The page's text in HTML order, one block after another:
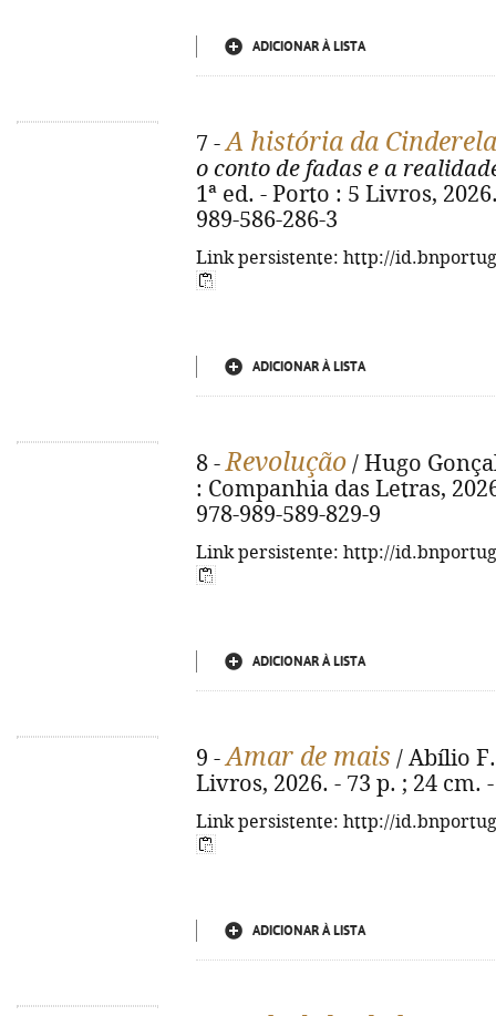
ADICIONAR À LISTA
7 -A história da
o conto de fadas e a
1ª ed. - Porto : 5 Livros,
989-586-286-3
Link persistente: http://
ADICIONAR À LISTA
8 -Revolução / Hugo
: Companhia das Letras,
978-989-589-829-9
Link persistente: http://
ADICIONAR À LISTA
9 -Amar de mais / Abílio
Livros, 2026. - 73 p. ; 24 cm.
Link persistente: http://
ADICIONAR À LISTA